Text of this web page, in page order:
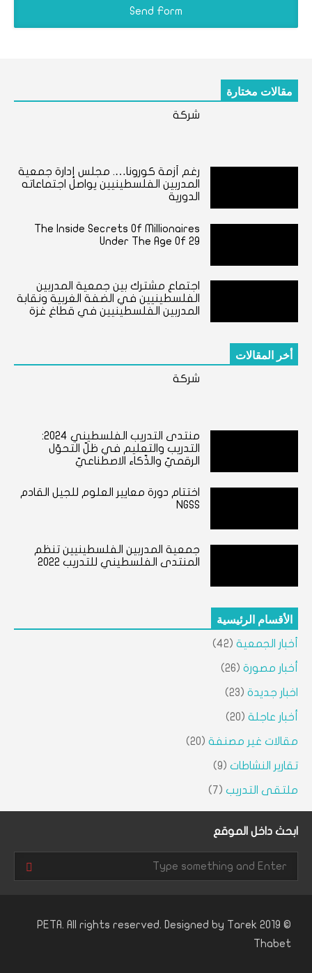
مقالات مختارة
شركة
رغم أزمة كورونا…. مجلس إدارة جمعية
المدربين الفلسطينيين يواصل اجتماعاته
الدورية
The Inside Secrets Of Millionaires
Under The Age Of 29
اجتماع مشترك بين جمعية المدربين
الفلسطينيين في الضفة الغربية ونقابة
المدربين الفلسطينيين في قطاغ غزة
أخر المقالات
شركة
منتدى التدريب الفلسطيني ٢٠٢٤:
التدريب والتعليم في ظلّ التحوّل
الرقميّ والذّكاء الاصطناعيّ
اختتام دورة معايير العلوم للجيل القادم
NGSS
جمعية المدربين الفلسطينيين تنظم
المنتدى الفلسطيني للتدريب 2022
الأقسام الرئيسية
أخبار الجمعية (42)
أخبار مصورة (26)
اخبار جديدة (23)
أخبار عاجلة (20)
مقالات غير مصنفة (20)
تقارير النشاطات (9)
ملتقى التدريب (7)
ابحث داخل الموقع
© 2019 PETA. All rights reserved. Designed by
Tarek
Thabet